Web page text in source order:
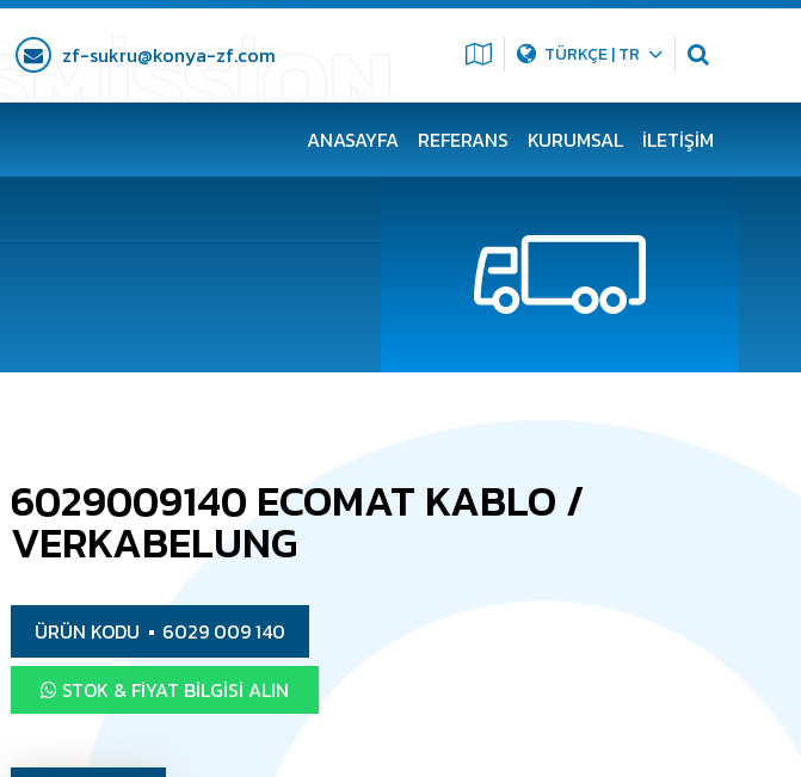
zf-sukru@konya-zf.com TÜRKÇE | TR
ANASAYFA REFERANS KURUMSAL İLETIŞIM
6029009140 ECOMAT KABLO /
VERKABELUNG
ÜRÜN KODU 6029 009 140
STOK & FIYAT BILGISI ALIN